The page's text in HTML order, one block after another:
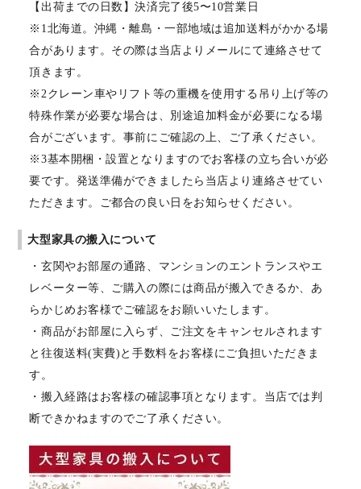
【出荷までの日数】決済完了後5〜10営業日
※1北海道。沖縄・離島・一部地域は追加送料がかかる場
合があります。その際は当店よりメールにて連絡させて
頂きます。
※2クレーン車やリフト等の重機を使用する吊り上げ等の
特殊作業が必要な場合は、別途追加料金が必要になる場
合がございます。事前にご確認の上、ご了承ください。
※3基本開梱・設置となりますのでお客様の立ち合いが必
要です。発送準備ができましたら当店より連絡させてい
ただきます。ご都合の良い日をお知らせください。
大型家具の搬入について
・玄関やお部屋の通路、マンションのエントランスやエ
レベーター等、ご購入の際には商品が搬入できるか、あ
らかじめお客様でご確認をお願いいたします。
・商品がお部屋に入らず、ご注文をキャンセルされます
と往復送料(実費)と手数料をお客様にご負担いただきま
す。
・搬入経路はお客様の確認事項となります。当店では判
断できかねますのでご了承ください。